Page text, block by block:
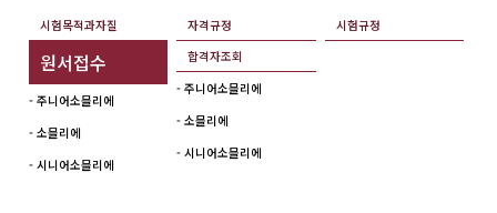
시험목적과자질 자격규정 시험규정
원서접수
- 주니어소믈리에
- 소믈리에
- 시니어소믈리에
합격자조회
- 주니어소믈리에
- 소믈리에
- 시니어소믈리에